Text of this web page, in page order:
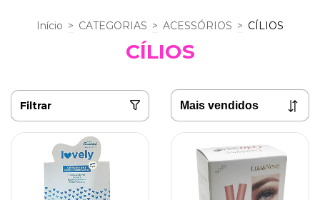
Início > CATEGORIAS > ACESSÓRIOS > CÍLIOS
CÍLIOS
Filtrar